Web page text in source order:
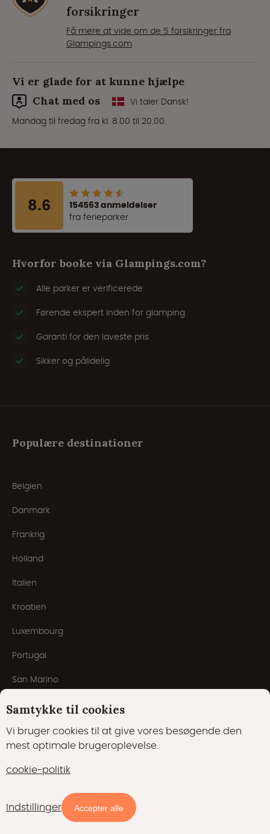
Tilgængelighed og priser
forsikringer
Få mere at vide om de 5 forsikringer fra
Glampings.com
Vi er glade for at kunne hjælpe
Chat med os
Vi taler Dansk!
Mandag til fredag fra kl. 8.00 til 20.00.
8.6
154563 anmeldelser
fra ferieparker
Hvorfor booke via Glampings.com?
Alle parker er verificerede
Førende ekspert inden for glamping
Garanti for den laveste pris
Sikker og pålidelig
Populære destinationer
Belgien
Danmark
Frankrig
Holland
Italien
Kroatien
Luxembourg
Portugal
San Marino
Schweiz
Populære typer
Træhuse
Luksushytter
Samtykke til cookies
Vi bruger cookies til at give vores besøgende den
mest optimale brugeroplevelse.
cookie-politik
Indstillinger Accepter alle